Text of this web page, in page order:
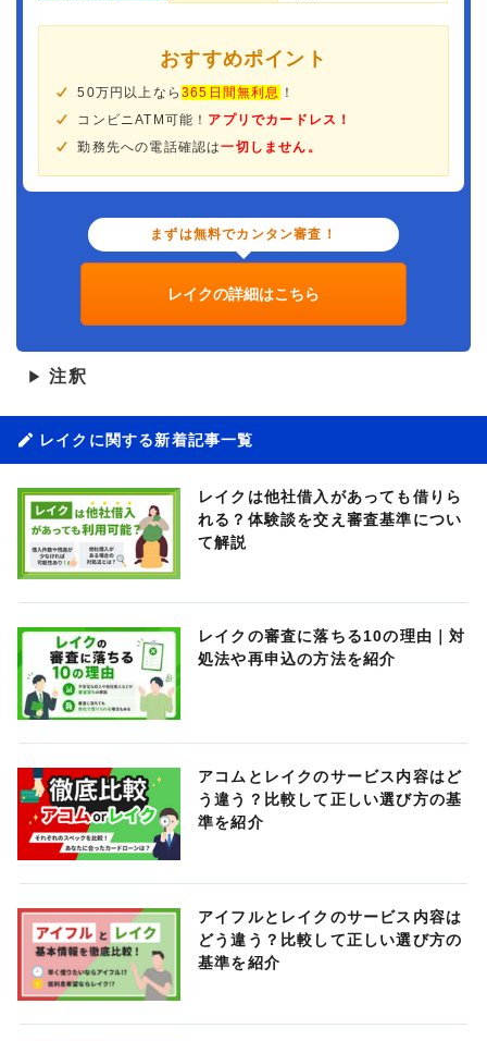
おすすめポイント
50万円以上なら365日間無利息
！
コンビニATM可能！ アプリでカードレス！
勤務先への電話確認は一切しません。
まずは無料でカンタン審査！
レイクの詳細はこちら
▶ 注釈
レイクに関する新着記事一覧
レイクは他社借入があっても借りら
れる？体験談を交え審査基準につい
て解説
レイクの審査に落ちる10の理由｜対
処法や再申込の方法を紹介
アコムとレイクのサービス内容はど
う違う？比較して正しい選び方の基
準を紹介
アイフルとレイクのサービス内容は
どう違う？比較して正しい選び方の
基準を紹介